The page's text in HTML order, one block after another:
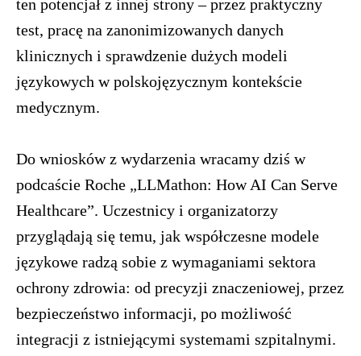
ten potencjał z innej strony – przez praktyczny
test, pracę na zanonimizowanych danych
klinicznych i sprawdzenie dużych modeli
językowych w polskojęzycznym kontekście
medycznym.
Do wniosków z wydarzenia wracamy dziś w
podcaście Roche „LLMathon: How AI Can Serve
Healthcare”. Uczestnicy i organizatorzy
przyglądają się temu, jak współczesne modele
językowe radzą sobie z wymaganiami sektora
ochrony zdrowia: od precyzji znaczeniowej, przez
bezpieczeństwo informacji, po możliwość
integracji z istniejącymi systemami szpitalnymi.